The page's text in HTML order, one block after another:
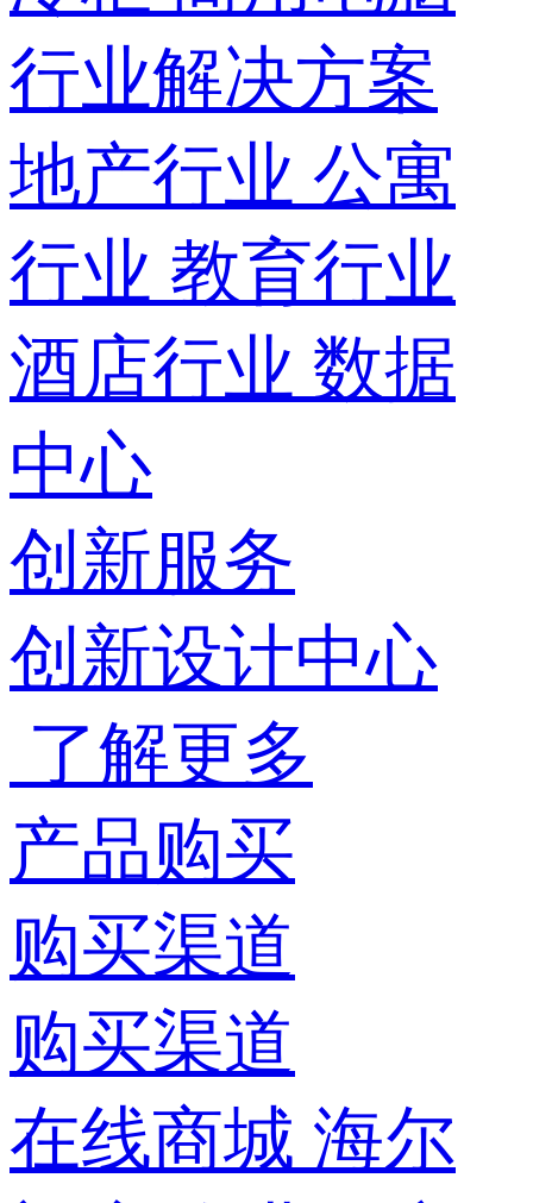
行业解决方案
地产行业 公寓
行业 教育行业
酒店行业 数据
中心
创新服务
创新设计中心
了解更多
产品购买
购买渠道
购买渠道
在线商城 海尔